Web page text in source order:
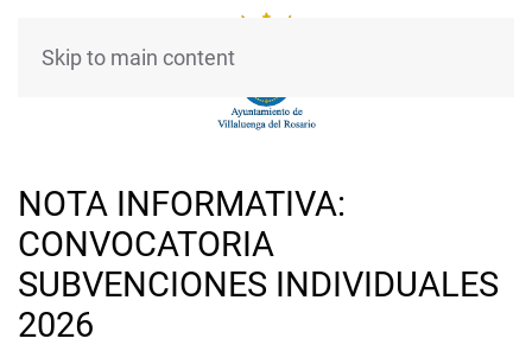
Skip to main content
NOTA INFORMATIVA:
CONVOCATORIA
SUBVENCIONES INDIVIDUALES
2026